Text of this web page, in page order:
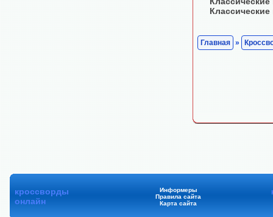
Главная »
кроссворды
онлайн
Информеры
Правила сайта
Карта сайта